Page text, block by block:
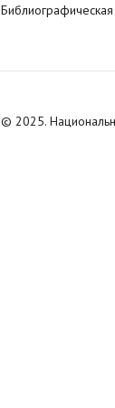
Библиографическая
© 2025.